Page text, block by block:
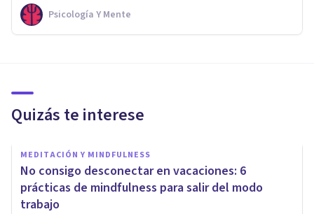
Psicología Y Mente
Quizás te interese
MEDITACIÓN Y MINDFULNESS
No consigo desconectar en vacaciones: 6
prácticas de mindfulness para salir del modo
trabajo